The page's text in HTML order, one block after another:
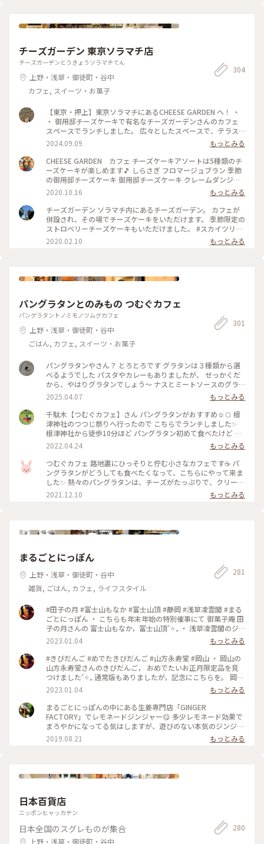
チーズガーデン 東京ソラマチ店
チーズガーデンとうきょうソラマチてん
上野・浅草・御徒町・谷中
カフェ, スイーツ・お菓子
304
【東京・押上】東京ソラマチにあるCHEESE GARDEN へ！ ・
・ 御用邸チーズケーキで有名なチーズガーデンさんのカフェ
スペースでランチしました。 広々としたスペースで、テラス
席もありました。 ・ 『チーズスパイスチキンカレー(グリル野
菜)』と秋限定かのかな？『ハッシュドビーフ』を注文しまし
た。 ・ スープカレーのようなサラッとしたルーで、大きめの
野菜もたくさん乗っていて、とっても美味しかったです。 思っ
たよりチーズは控えめでした。 ・ ・ #スカイツリータウン #ス
カイツリー #スカイツリーカフェ #スカイツリーグルメ #ソラ
マチ #チーズガーデン #スカイツリーランチ
2024.09.09
もっとみる
CHEESE GARDEN カフェ チーズケーキアソートは5種類のチ
ーズケーキが楽しめます🎵 しらさぎ フロマージュブラン 季節
の御用邸チーズケーキ 御用邸チーズケーキ クレームダンジュ
さすがに甘いので、苦いコーヒーと一緒に。
2020.10.16
もっとみる
チーズガーデン ソラマチ内にあるチーズガーデン。 カフェが
併設され、その場でチーズケーキをいただけます。 季節限定の
ストロベリーチーズケーキもいただけました。 #スカイツリー
#チーズケーキ
2020.02.10 もっとみる
パングラタンとのみもの つむぐカフェ
パングラタントノミモノツムグカフェ
上野・浅草・御徒町・谷中
ごはん, カフェ, スイーツ・お菓子
301
パングラタンやさん？ とろとろです グラタンは３種類から選
べるようでした パスタやカレーもありましたが、 せっかくだ
から、やはりグラタンでしょう〜 ナスとミートソースのグラ
タン 中にパンとナスがごろごろ カリカリのパンもあれば、 ソ
ースがしみしみのパンもあって 飽きません 副菜の カボチャの
ミルク煮、 切り干し大根のナポリタンも 一つ一つあじの違い
がありました 満足です ご家族連れが気軽に寄れる場所みたい
で おもちゃもいろいろ。
2025.04.07
もっとみる
千駄木【つむぐカフェ】さん パングラタンがおすすめ☺️🍞 根
津神社のつつじ祭りへ行ったので こちらでランチしました✨
根津神社から徒歩10分ほど パングラタン初めて食べたけど カ
リカリのハフハフで美味しかったです😋🍴💗 そして前菜がと
っても好みでした💕 オシャレで可愛いアットホームな落ち着
く店内も大好きなので近くへ行ったらリピしたいな(*´︶`*)❤︎
#カフェランチ #パングラタン #つむぐカフェ #谷中 #根津 #千
駄木 #谷根千 #谷根千カフェ #カフェ巡り #38_カフェ巡り
2022.04.24
もっとみる
つむぐカフェ 路地裏にひっそりと佇む小さなカフェです☕ パ
ングラタンがどうしても食べたくなって、こちらにやって来ま
した✨ 熱々のパングラタンは、チーズがたっぷりで、クリーミ
ー❗ 前菜も美味しかったです🎵 #私のことりっぷ #つむぐカフ
ェ #パングラタン #ランチ
2021.12.10 もっとみる
まるごとにっぽん
上野・浅草・御徒町・谷中
雑貨, ごはん, カフェ, ライフスタイル
281
#田子の月 #富士山もなか #富士山頂 #静岡 #浅草凌雲閣 #まる
ごとにっぽん ・ こちらも年末年始の特別催事にて 御菓子庵 田
子の月さんの 富士山もなか，富士山頂˚✧₊ ・ 浅草凌雲閣のジ
オラマにもちょっぴり感動˚✧₊ 明治23年に完成した12階建ての
展望塔。 当時から浅草の賑わいが想像できますね。 ・ まるご
とにっぽん楽しみました♪
2023.01.04
もっとみる
#きびだんご #めでたきびだんご #山方永寿堂 #岡山 ・ 岡山の
山方永寿堂さんのきびだんご， おめでたいお正月限定品を見
つけました˚✧₊ 通常版もありましたが，記念にこちらを。 岡山
に行きたいです♡
2023.01.04
もっとみる
まるごとにっぽんの中にある生姜専門店「GINGER
FACTORY」でレモネードジンジャー😋 多少レモネード効果で
まろやかになってる気はしますが、遊びのない本気のジンジャ
エールです。 かなり辛めで、ストローで勢いよく吸うと生姜が
口にいっぱいに(笑) これは食べるジンジャエール！ 体がポカポ
2019.08.21 もっとみる
日本百貨店
ニッポンヒャッカテン
日本全国のスグレものが集合
上野・浅草・御徒町・谷中
280